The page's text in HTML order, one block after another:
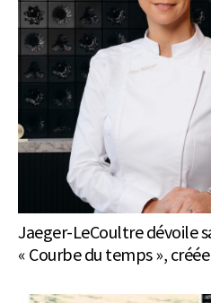
Jaeger-LeCoultre dévoile
« Courbe du temps »,